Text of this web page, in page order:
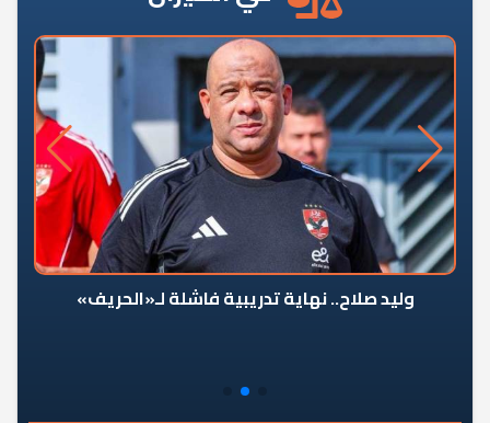
وليد صلاح.. نهاية تدريبية فاشلة لـ«الحريف»